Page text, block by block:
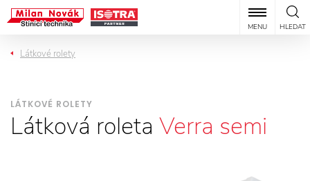
HLEDAT
MENU
Látkové rolety
LÁTKOVÉ ROLETY
Látková roleta Verra semi